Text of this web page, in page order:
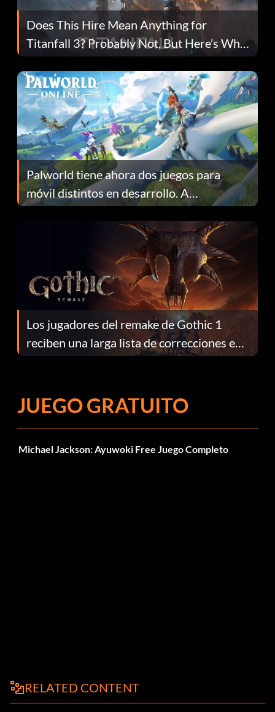
Does This Hire Mean Anything for
Titanfall 3? Probably Not, But Here’s Why
Fans Are Hopeful
Palworld tiene ahora dos juegos para
móvil distintos en desarrollo. A
continuación te explicamos por qué.
Los jugadores del remake de Gothic 1
reciben una larga lista de correcciones en
el parche 1.0.4
JUEGO GRATUITO
Michael Jackson: Ayuwoki Free Juego Completo
RELATED CONTENT